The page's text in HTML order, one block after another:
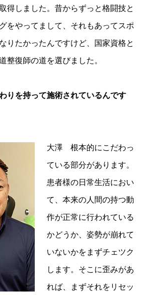
得しました。昔からずっと格闘技と
をやってまして、それもあってスポ
りたかったんですけど、国家資格と
整復師の道を選びました。
りを持って施術されているんです
大澤 根本的にこだわっ
ている部分があります。
患者様の日常生活におい
て、本来の人間の持つ動
作が正常に行われている
かどうか、姿勢が崩れて
いないかをまずチェツク
します。そこに歪みがあ
れば、まずそれをリセッ